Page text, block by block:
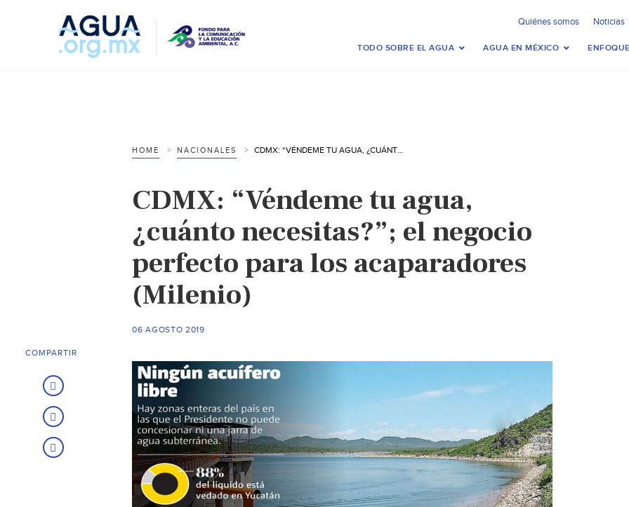
Quiénes somos Noticias
TODO SOBRE EL AGUA AGUA EN MÉXICO
HOME NACIONALES CDMX: “VÉNDEME TU AGUA, ¿CUÁNTO NECESITAS?”; EL NEGOCIO PERFECTO PARA LOS ACAPARADORES (MILENIO)
CDMX: “Véndeme tu agua,
¿cuánto necesitas?”; el negocio
perfecto para los acaparadores
(Milenio)
06 AGOSTO 2019
COMPARTIR